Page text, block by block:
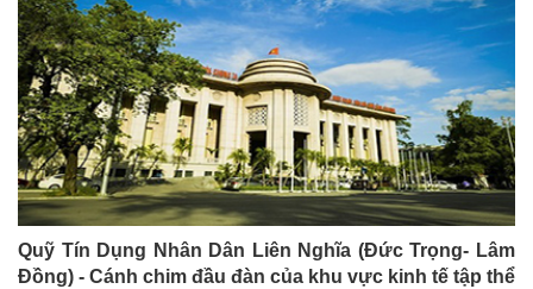
Quỹ Tín Dụng Nhân Dân Liên Nghĩa (Đức Trọng- Lâm
Đồng) - Cánh chim đầu đàn của khu vực kinh tế tập thể